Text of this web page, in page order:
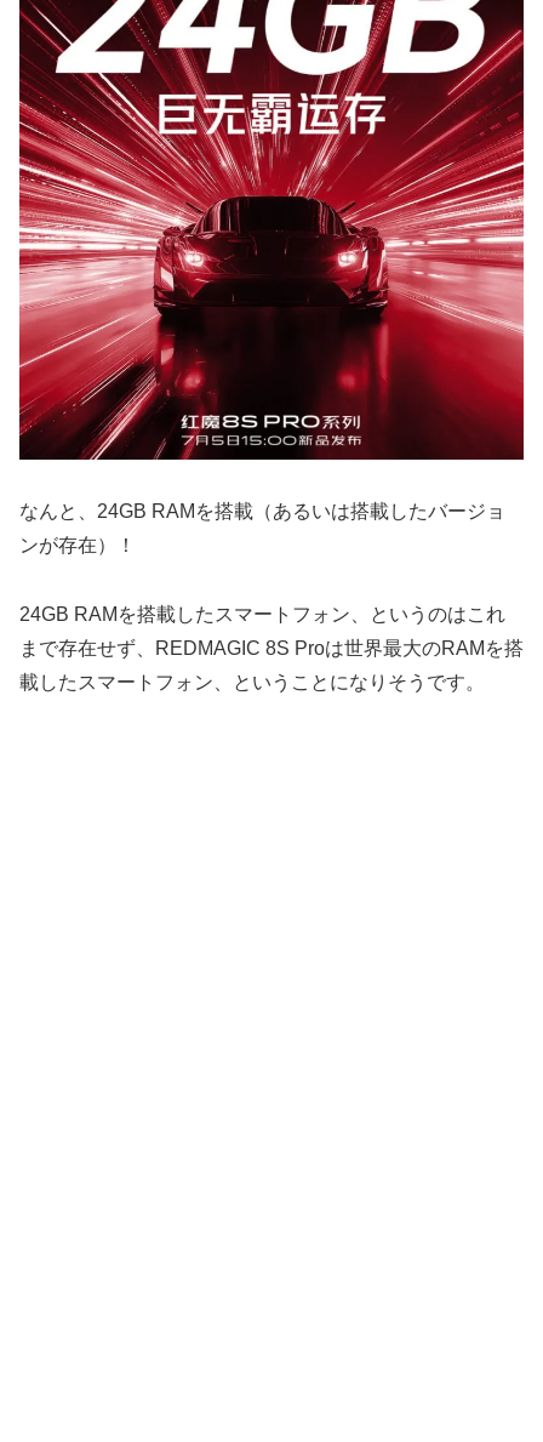
なんと、24GB RAMを搭載（あるいは搭載したバージョ
ンが存在）！
24GB RAMを搭載したスマートフォン、というのはこれ
まで存在せず、REDMAGIC 8S Proは世界最大のRAMを搭
載したスマートフォン、ということになりそうです。